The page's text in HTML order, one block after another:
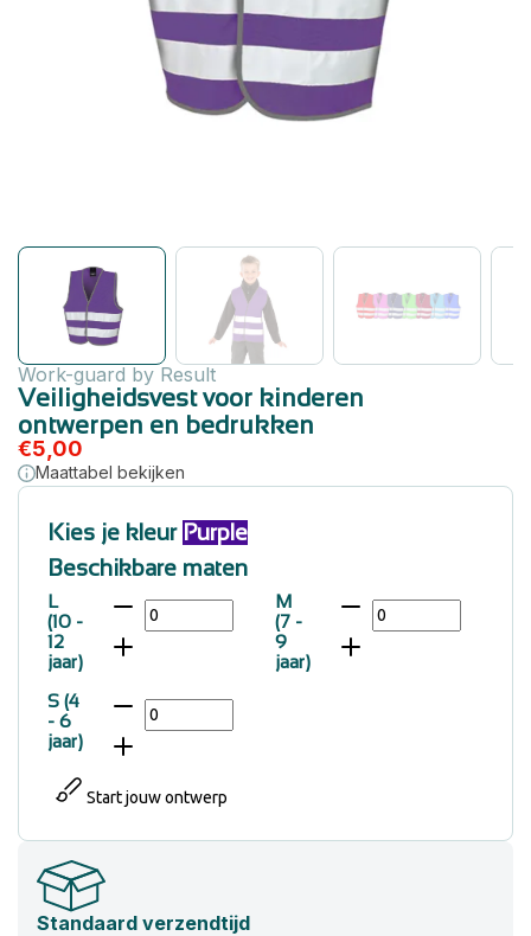
Work-guard by Result
Veiligheidsvest voor kinderen
ontwerpen en bedrukken
€5,00
Maattabel bekijken
Kies je kleur Purple
Beschikbare maten
L
(10 -
12
jaar)
M
(7 -
9
jaar)
S (4
- 6
jaar)
Start jouw ontwerp
Standaard verzendtijd